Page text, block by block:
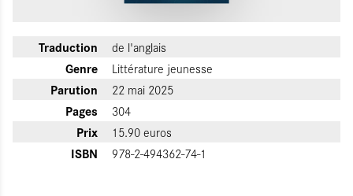
Traduction de l'anglais
Genre Littérature jeunesse
Parution 22 mai 2025
Pages 304
Prix 15.90 euros
ISBN 978-2-494362-74-1